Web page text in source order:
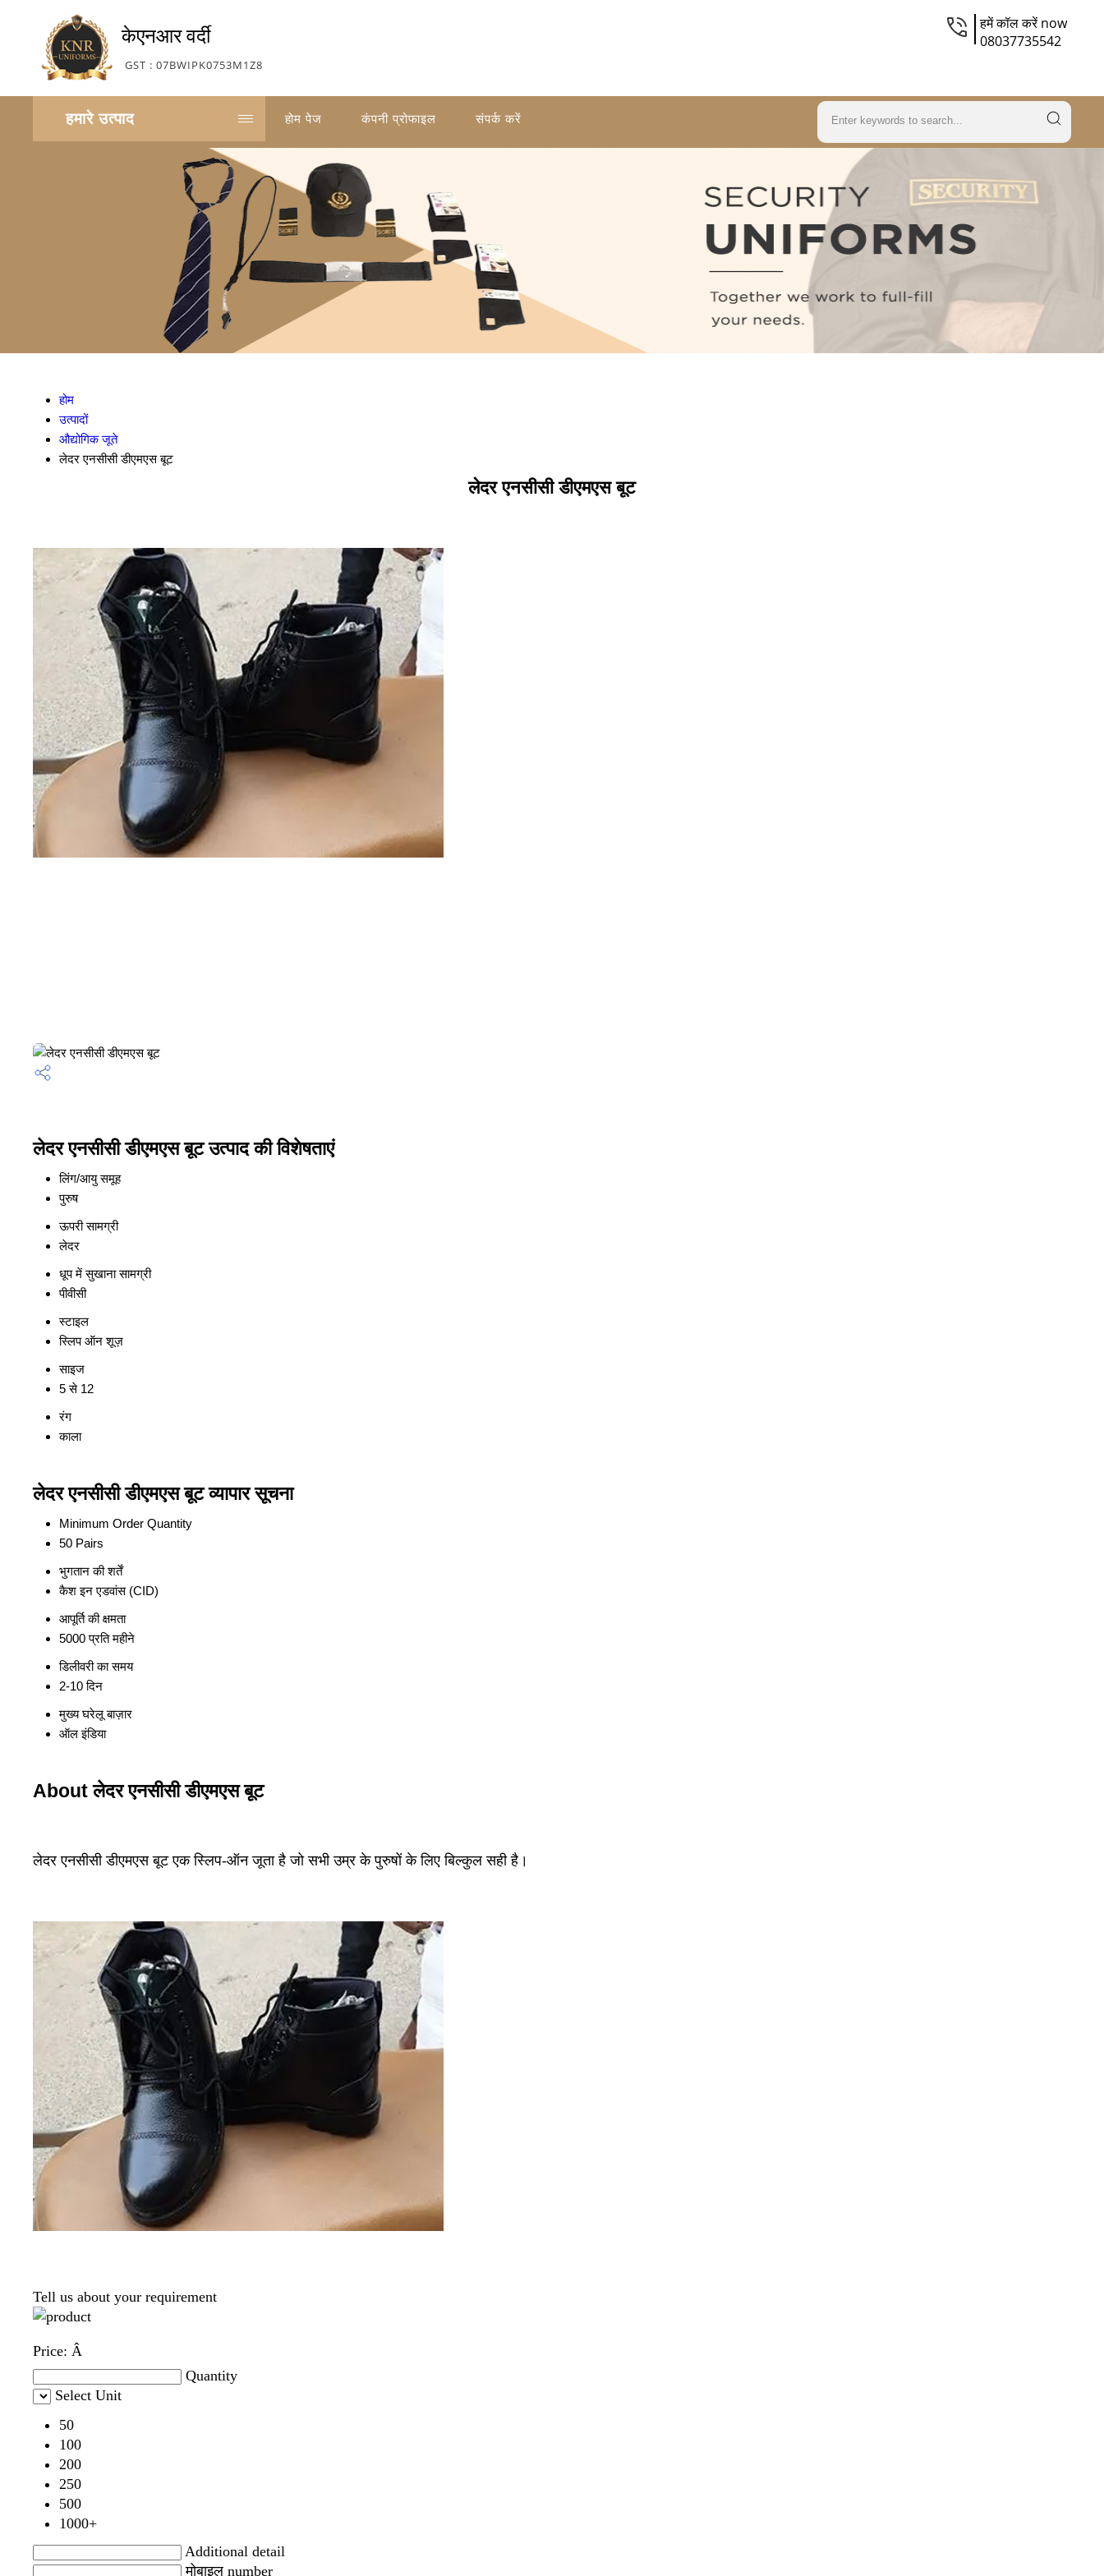
केएनआर वर्दी
GST : 07BWIPK0753M1Z8
हमें कॉल करें now
08037735542
हमारे उत्पाद होम पेज कंपनी प्रोफाइल संपर्क करें
होम
उत्पादों
औद्योगिक जूते
लेदर एनसीसी डीएमएस बूट
लेदर एनसीसी डीएमएस बूट
लेदर एनसीसी डीएमएस बूट उत्पाद की विशेषताएं
लिंग/आयु समूह
पुरुष
ऊपरी सामग्री
लेदर
धूप में सुखाना सामग्री
पीवीसी
स्टाइल
स्लिप ऑन शूज़
साइज
5 से 12
रंग
काला
लेदर एनसीसी डीएमएस बूट व्यापार सूचना
Minimum Order Quantity
50 Pairs
भुगतान की शर्तें
कैश इन एडवांस (CID)
आपूर्ति की क्षमता
5000 प्रति महीने
डिलीवरी का समय
2-10 दिन
मुख्य घरेलू बाज़ार
ऑल इंडिया
About लेदर एनसीसी डीएमएस बूट
लेदर एनसीसी डीएमएस बूट एक स्लिप-ऑन जूता है जो सभी उम्र के पुरुषों के लिए बिल्कुल सही है।
Tell us about your requirement
Price: Â
Quantity
Select Unit
50
100
200
250
500
1000+
Additional detail
मोबाइल number